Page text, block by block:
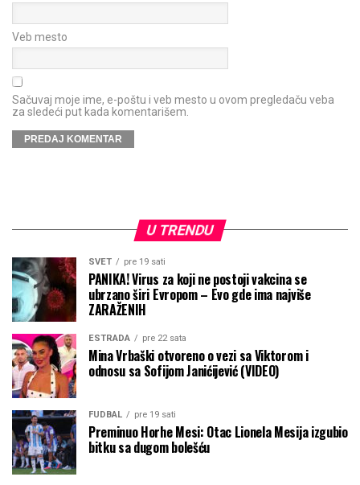
Veb mesto
Sačuvaj moje ime, e-poštu i veb mesto u ovom pregledaču veba
za sledeći put kada komentarišem.
U TRENDU
SVET pre 19 sati
PANIKA! Virus za koji ne postoji vakcina se
ubrzano širi Evropom – Evo gde ima najviše
ZARAŽENIH
ESTRADA pre 22 sata
Mina Vrbaški otvoreno o vezi sa Viktorom i
odnosu sa Sofijom Janićijević (VIDEO)
FUDBAL pre 19 sati
Preminuo Horhe Mesi: Otac Lionela Mesija izgubio
bitku sa dugom bolešću